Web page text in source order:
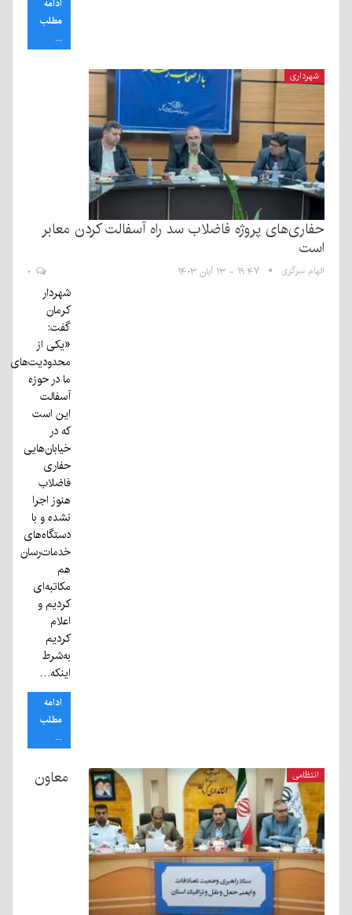
ادامه
مطلب
...
شهرداری
حفاری‌های پروژه فاضلاب سد راه آسفالت کردن معابر
است
الهام سرگزی ۱۹:۴۷ - ۱۳ آبان ۱۴۰۳
شهردار
کرمان
گفت:
«یکی از
محدودیت‌های
ما در حوزه
آسفالت
این است
که در
خیابان‌هایی
حفاری
فاضلاب
هنوز اجرا
نشده و با
دستگاه‌های
خدمات‌رسان
هم
مکاتبه‌ای
کردیم و
اعلام
کردیم
به‌شرط
اینکه…
ادامه
مطلب
...
انتظامی معاون